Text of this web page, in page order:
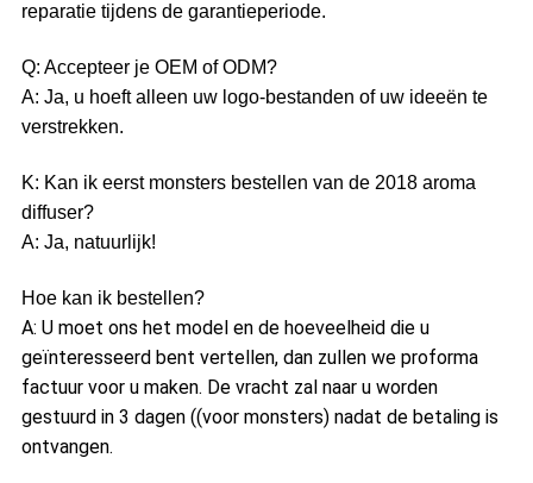
reparatie tijdens de garantieperiode.
Q: Accepteer je OEM of ODM?
A: Ja, u hoeft alleen uw logo-bestanden of uw ideeën te
verstrekken.
K: Kan ik eerst monsters bestellen van de 2018 aroma
diffuser?
A: Ja, natuurlijk!
Hoe kan ik bestellen?
A: U moet ons het model en de hoeveelheid die u
geïnteresseerd bent vertellen, dan zullen we proforma
factuur voor u maken. De vracht zal naar u worden
gestuurd in 3 dagen ((voor monsters) nadat de betaling is
ontvangen.